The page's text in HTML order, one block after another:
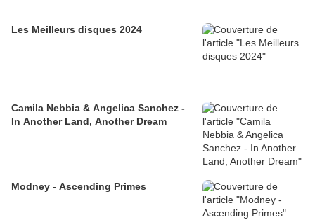
Les Meilleurs disques 2024
Camila Nebbia & Angelica Sanchez -
In Another Land, Another Dream
Modney - Ascending Primes